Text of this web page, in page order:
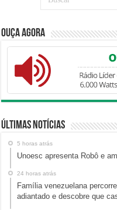
Ouça Agora
Últimas Notícias
5 horas atrás
Unoesc apresenta Robô e
24 horas atrás
Família venezuelana
adiantado e descobre que